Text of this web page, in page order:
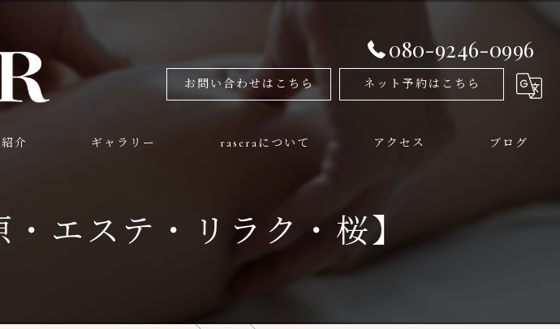
080-9246-0996
お問い合わせはこちら ネット予約はこちら
介 ギャラリー raseraについて
フェイシャル
アクセス ブログ
エステ・リラク・桜】